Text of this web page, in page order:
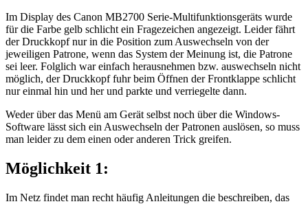
Im Display des Canon MB2700 Serie-Multifunktionsgeräts wurde
für die Farbe gelb schlicht ein Fragezeichen angezeigt. Leider fährt
der Druckkopf nur in die Position zum Auswechseln von der
jeweiligen Patrone, wenn das System der Meinung ist, die Patrone
sei leer. Folglich war einfach herausnehmen bzw. auswechseln nicht
möglich, der Druckkopf fuhr beim Öffnen der Frontklappe schlicht
nur einmal hin und her und parkte und verriegelte dann.
Weder über das Menü am Gerät selbst noch über die Windows-
Software lässt sich ein Auswechseln der Patronen auslösen, so muss
man leider zu dem einen oder anderen Trick greifen.
Möglichkeit 1:
Im Netz findet man recht häufig Anleitungen die beschreiben, das